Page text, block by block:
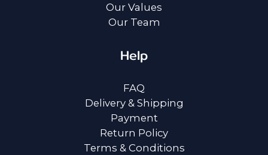
Our Values
Our Team
Help
FAQ
Delivery & Shipping
Payment
Return Policy
Terms & Conditions